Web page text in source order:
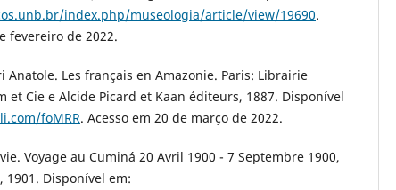
index.php/museologia/article/view/19690.
fevereiro de 2022.
Anatole. Les français en Amazonie. Paris: Librairie
et Cie e Alcide Picard et Kaan éditeurs, 1887. Disponível
foMRR. Acesso em 20 de março de 2022.
Voyage au Cuminá 20 Avril 1900 - 7 Septembre 1900,
1901. Disponível em: